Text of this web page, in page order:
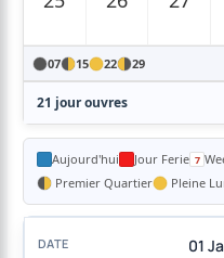
07 15 22 29
21 jour ouvres
Aujourd'hui Jour Ferie
Premier Quartier
Pleine
01